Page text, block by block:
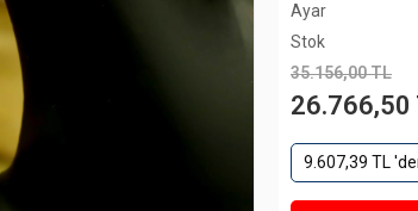
Ayar
Stok
35.156,00 TL
26.766,50
9.607,39 TL